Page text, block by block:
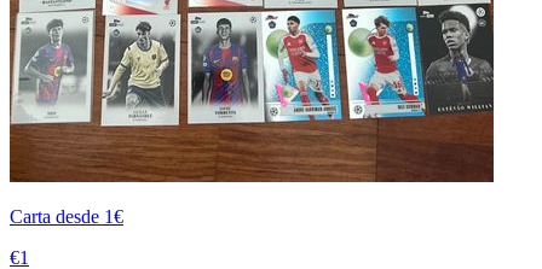
Carta desde 1€
€1